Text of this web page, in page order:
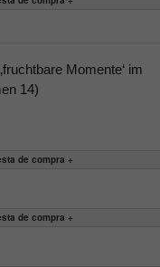
Momente‘ im
14)